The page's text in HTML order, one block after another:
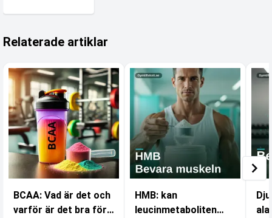
Relaterade artiklar
BCAA: Vad är det och
varför är det bra för
HMB: kan
leucinmetaboliten